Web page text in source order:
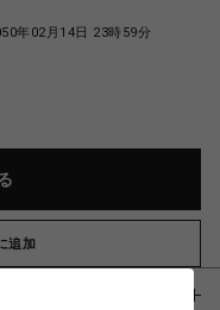
年02月14日 23時59分
追加